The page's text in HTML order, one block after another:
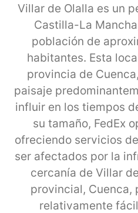
Villar de Olalla es un
Castilla-La
población de
habitantes. Esta
provincia de
paisaje
influir en los tiempos
su tamaño, FedEx
ofreciendo servicios
ser afectados por la
cercanía de Villar
provincial, Cuenca,
relativamente